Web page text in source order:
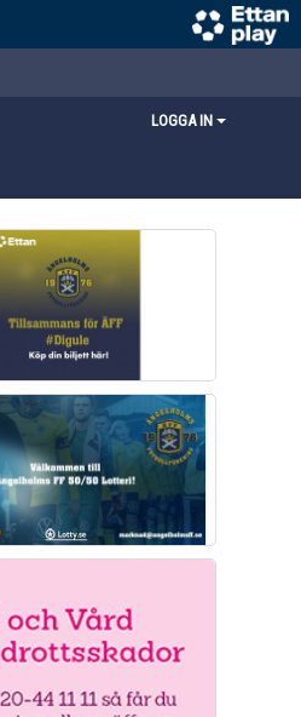
LOGGA IN